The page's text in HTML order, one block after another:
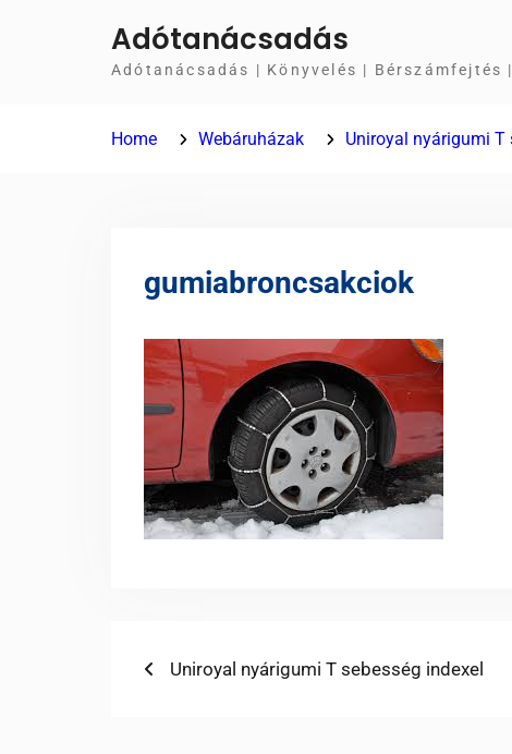
Adótanácsadás
Adótanácsadás | Könyvelés |
Home Webáruházak Uniroyal nyárigumi T
gumiabroncsakciok
Bejegyzés
Previous
Uniroyal nyárigumi T sebesség indexel